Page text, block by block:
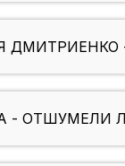
ДМИТРИЕНКО
- ОТШУМЕЛИ